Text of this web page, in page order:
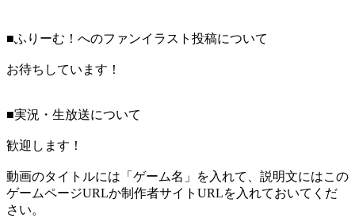
■ふりーむ！へのファンイラスト投稿について
お待ちしています！
■実況・生放送について
歓迎します！
動画のタイトルには「ゲーム名」を入れて、説明文にはこの
ゲームページURLか制作者サイトURLを入れておいてくだ
さい。